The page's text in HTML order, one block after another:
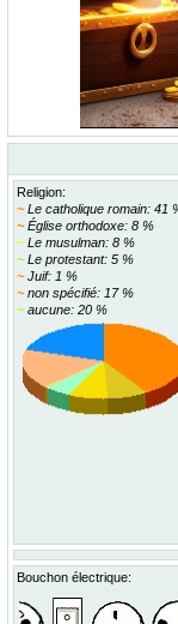
Religion:
~Le catholique romain: 41
~Église orthodoxe: 8 %
~Le musulman: 8 %
~Le protestant: 5 %
~Juif: 1 %
~non spécifié: 17 %
~aucune: 20 %
Bouchon électrique: